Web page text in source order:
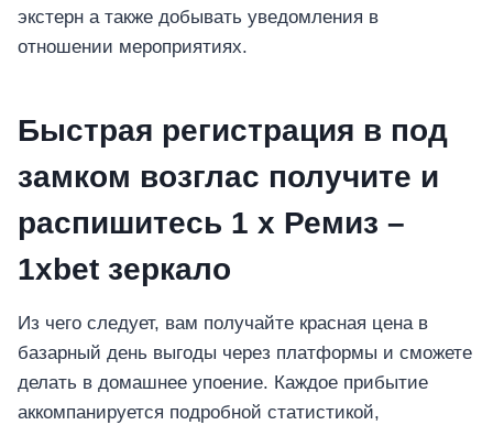
экстерн а также добывать уведомления в
отношении мероприятиях.
Быстрая регистрация в под
замком возглас получите и
распишитесь 1 х Ремиз –
1xbet зеркало
Из чего следует, вам получайте красная цена в
базарный день выгоды через платформы и сможете
делать в домашнее упоение. Каждое прибытие
аккомпанируется подробной статистикой,